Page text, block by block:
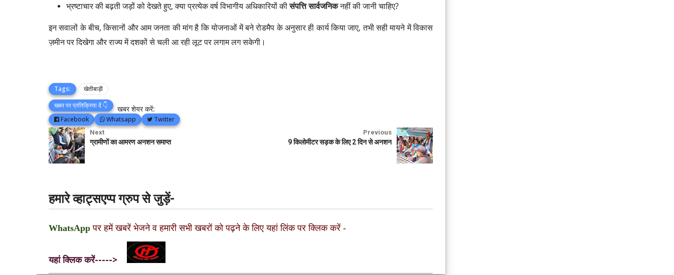
भ्रष्टाचार की बढ़ती जड़ों को देखते हुए, क्या प्रत्येक वर्ष विभागीय अधिकारियों कीसंपत्ति सार्वजनिकनहीं की जानी चाहिए?
इन सवालों के बीच, किसानों और आम जनता की मांग है कि योजनाओं में बने रोडमैप के अनुसार ही कार्य किया जाए, तभी सही मायने में विकास
ज़मीन पर दिखेगा और राज्य में दशकों से चली आ रही लूट पर लगाम लग सकेगी।
Tags:
खेतीबाड़ी
खबर पर प्रतिक्रिया दें 👇
खबर शेयर करें:
Facebook Whatsapp Twitter
Next
ग्रामीणों का आमरण अनशन समाप्त
Previous
9 किलोमीटर सड़क के लिए 2 दिन से अनशन
हमारे व्हाट्सएप्प ग्रुप से जुड़ें-
WhatsApp पर हमें खबरें भेजने व हमारी सभी खबरों को पढ़ने के लिए यहां लिंक पर क्लिक करें -
यहां क्लिक करें----->